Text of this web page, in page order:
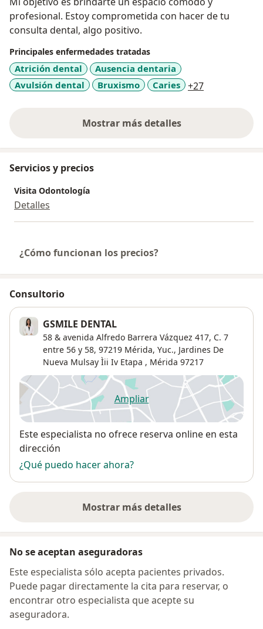
profesional. Estoy comprometida con hacer de tu
consulta dental, algo positivo.
Principales enfermedades tratadas
Atrición dental
Ausencia dentaria
Avulsión dental
Bruxismo Caries +27
Mostrar más detalles
sobre la experiencia
Servicios y precios
Visita Odontología
Detalles
¿Cómo funcionan los precios?
Consultorio
GSMILE DENTAL
58 & avenida Alfredo Barrera Vázquez 417, C. 7
entre 56 y 58, 97219 Mérida, Yuc., Jardines De
Nueva Mulsay Ìii Iv Etapa , Mérida 97217
Ampliarse abre en una nueva
Disponibilidad
Este especialista no ofrece reserva online en esta
dirección
¿Qué puedo hacer ahora?
Mostrar más detalles
sobre la dirección
No se aceptan aseguradoras
Este especialista sólo acepta pacientes privados.
Puede pagar directamente la cita para reservar, o
encontrar otro especialista que acepte su
aseguradora.